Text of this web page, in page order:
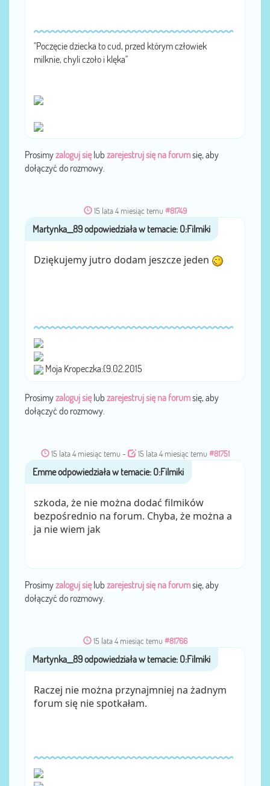
"Poczęcie dziecka to cud, przed którym człowiek
milknie, chyli czoło i klęka"
Prosimyzaloguj sięlub zarejestruj się na forumsię, aby
dołączyć do rozmowy.
15 lata 4 miesiąc temu #81749
przezMartynka__89
Dziękujemy jutro dodam jeszcze jeden
Moja Kropeczka:(9.02.2015
Prosimyzaloguj sięlub zarejestruj się na forumsię, aby
dołączyć do rozmowy.
15 lata 4 miesiąc temu - 15 lata 4 miesiąc temu #81751
przezEmme
szkoda, że nie można dodać filmików
bezpośrednio na forum. Chyba, że można a
ja nie wiem jak
Prosimyzaloguj sięlub zarejestruj się na forumsię, aby
dołączyć do rozmowy.
15 lata 4 miesiąc temu #81766
przezMartynka__89
Raczej nie można przynajmniej na żadnym
forum się nie spotkałam.